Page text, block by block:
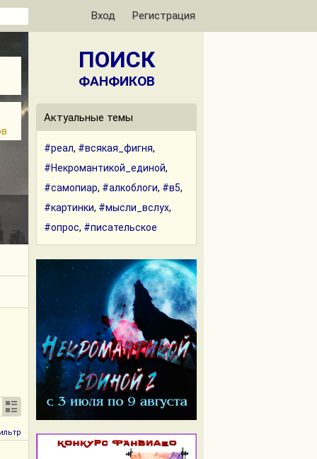
Вход Регистрация
ПОИСК
ФАНФИКОВ
Актуальные темы
#реал, #всякая_фигня,
#Некромантикой_единой,
#самопиар, #алкоблоги, #в5,
#картинки, #мысли_вслух,
#опрос, #писательское